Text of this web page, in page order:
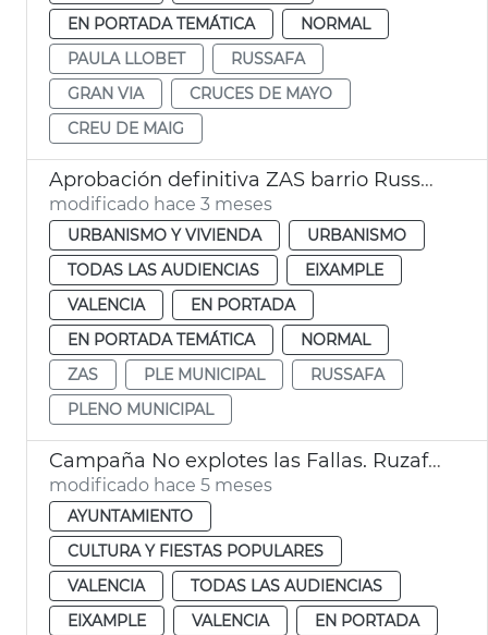
EN PORTADA TEMÁTICA
NORMAL
PAULA LLOBET
RUSSAFA
GRAN VIA
CRUCES DE MAYO
CREU DE MAIG
Aprobación definitiva ZAS barrio Russafa València
modificado hace 3 meses
URBANISMO Y VIVIENDA
URBANISMO
TODAS LAS AUDIENCIAS
EIXAMPLE
VALENCIA
EN PORTADA
EN PORTADA TEMÁTICA
NORMAL
ZAS
PLE MUNICIPAL
RUSSAFA
PLENO MUNICIPAL
Campaña No explotes las Fallas. Ruzafa València
modificado hace 5 meses
AYUNTAMIENTO
CULTURA Y FIESTAS POPULARES
VALENCIA
TODAS LAS AUDIENCIAS
EIXAMPLE
VALENCIA
EN PORTADA